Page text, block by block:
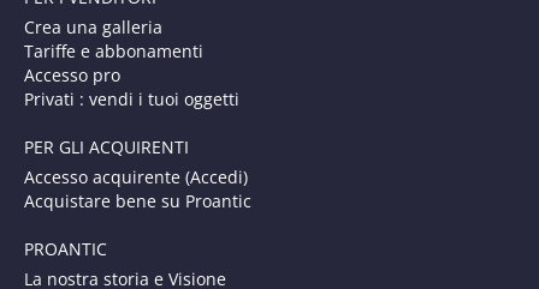
Crea una galleria
Tariffe e abbonamenti
Accesso pro
Privati : vendi i tuoi oggetti
PER GLI ACQUIRENTI
Accesso acquirente (Accedi)
Acquistare bene su Proantic
PROANTIC
La nostra storia e Visione